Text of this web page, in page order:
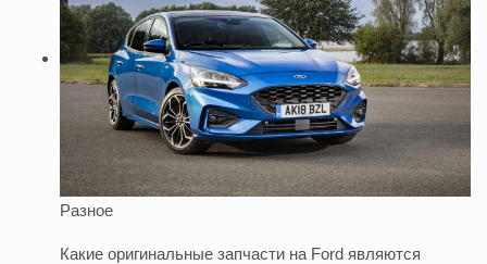
Разное
Какие оригинальные запчасти на Ford являются